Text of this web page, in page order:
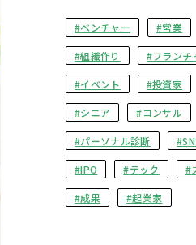
ベンチャー 営業
組織作り フランチ
イベント 投資家
シニア コンサル
パーソナル診断
IPO テック
成果 起業家